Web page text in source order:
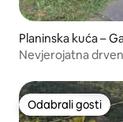
Planinska kuća –
Nevjerojatna
Odabrali gosti
Odabrali gosti